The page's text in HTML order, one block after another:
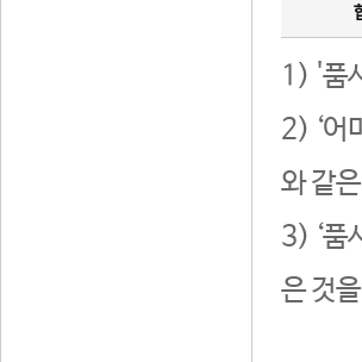
1) '품
2) ‘어
와 같
3) ‘품
은 것